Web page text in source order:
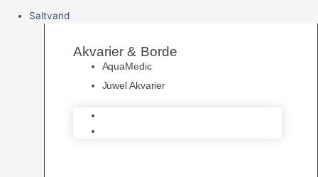
Saltvand
Akvarier & Borde
AquaMedic
Juwel Akvarier